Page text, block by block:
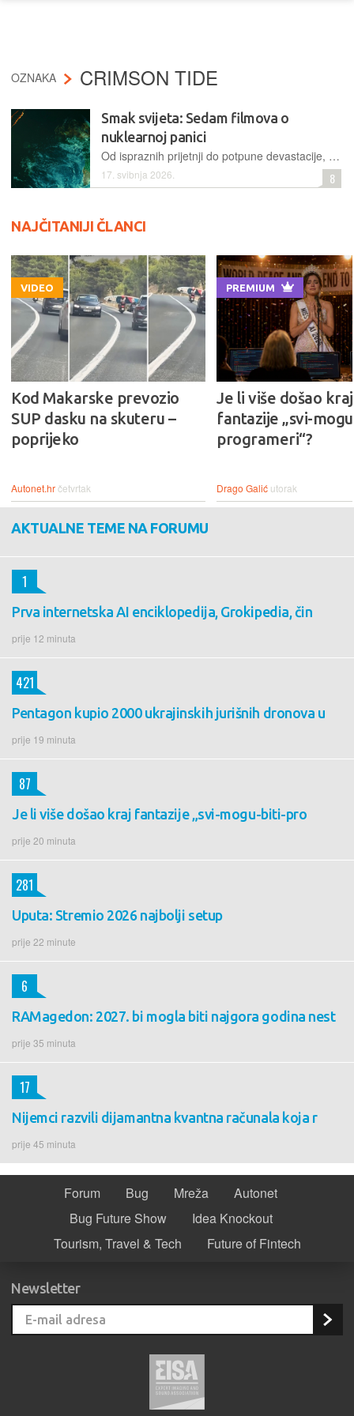
OZNAKA CRIMSON TIDE
Smak svijeta: Sedam filmova o
nuklearnoj panici
Od ispraznih prijetnji do potpune devastacije, nuklearna noćna mora je u svojim različitim fazama sveprisutna na velikim platnima
17. svibnja 2026. 8
NAJČITANIJI ČLANCI
VIDEO
Kod Makarske prevozio
SUP dasku na skuteru –
poprijeko
Autonet.hrčetvrtak
PREMIUM
Je li više došao kraj
fantazije „svi-
programeri“?
Drago Galić utorak
AKTUALNE TEME NA FORUMU
Prva internetska AI enciklopedija, Grokipedia, čin
prije 12 minuta
1
Pentagon kupio 2000 ukrajinskih jurišnih dronova u
prije 19 minuta
421
Je li više došao kraj fantazije „svi-mogu-biti-pro
prije 20 minuta
87
Uputa: Stremio 2026 najbolji setup
prije 22 minute
281
RAMagedon: 2027. bi mogla biti najgora godina nest
prije 35 minuta
6
Nijemci razvili dijamantna kvantna računala koja r
prije 45 minuta
17
Forum Bug Mreža
Autonet
Bug Future Show
Idea Knockout
Tourism, Travel & Tech
Future of Fintech
Newsletter